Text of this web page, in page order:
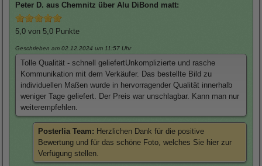
Peter D. aus Chemnitz überAlu DiBond matt:
5,0 von 5,0 Punkte
Geschrieben am 02.12.2024 um 11:57 Uhr
Tolle Qualität - schnell geliefertUnkomplizierte und rasche
Kommunikation mit dem Verkäufer. Das bestellte Bild zu
individuellen Maßen wurde in hervorragender Qualität innerhalb
weniger Tage geliefert. Der Preis war unschlagbar. Kann man nur
weiterempfehlen.
Posterlia Team: Herzlichen Dank für die positive
Bewertung und für das schöne Foto, welches Sie hier zur
Verfügung stellen.